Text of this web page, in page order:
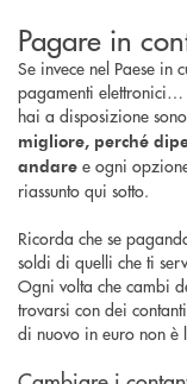
Pagare in
Se invece nel Paese
pagamenti elettronici…
hai a disposizione
migliore, perché
andare e ogni
riassunto qui sotto.
Ricorda che se
soldi di quelli che ti
Ogni volta che cambi
trovarsi con dei
di nuovo in euro non è